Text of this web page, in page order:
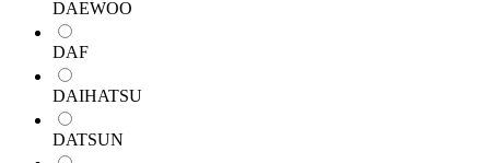
DAEWOO
DAF
DAIHATSU
DATSUN